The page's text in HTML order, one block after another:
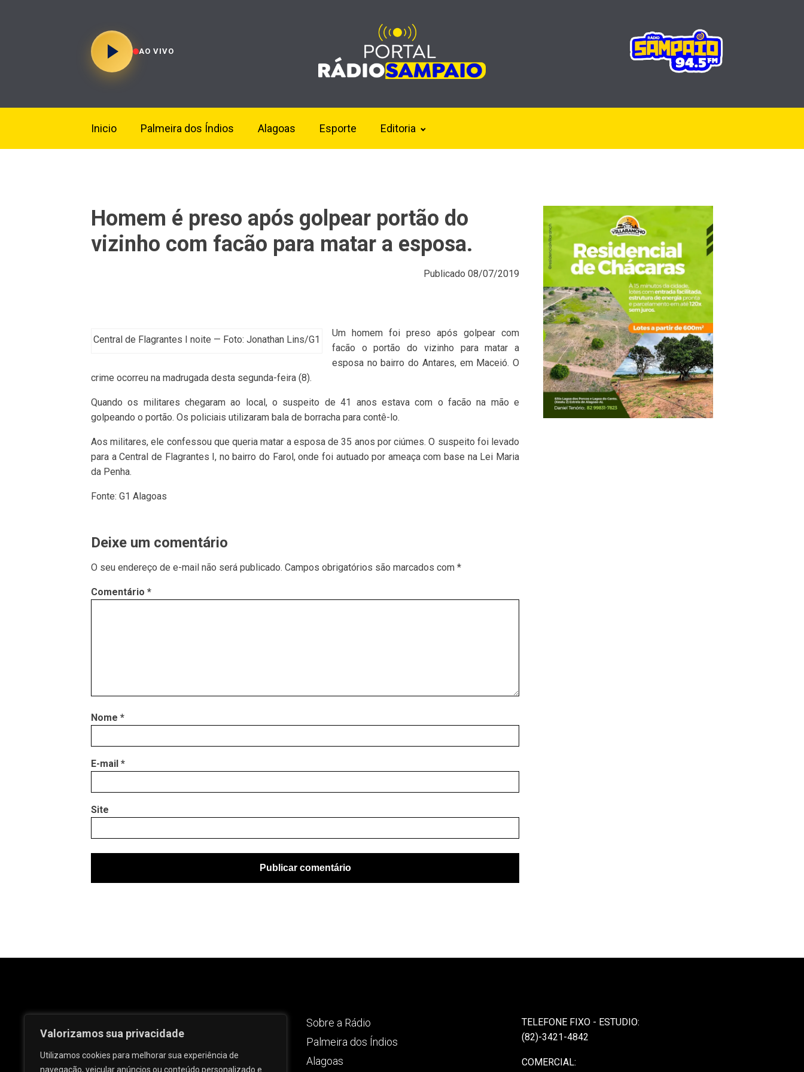
Valorizamos sua privacidade
Utilizamos cookies para melhorar sua experiência de
navegação, veicular anúncios ou conteúdo personalizado e
AO VIVO
Inicio Palmeira dos Índios Alagoas Esporte Editoria
Homem é preso após golpear portão do
vizinho com facão para matar a esposa.
Publicado 08/07/2019
Central de Flagrantes I noite — Foto: Jonathan Lins/G1
Um homem foi preso após golpear com
facão o portão do vizinho para matar a
esposa no bairro do Antares, em Maceió. O
crime ocorreu na madrugada desta segunda-feira (8).
Quando os militares chegaram ao local, o suspeito de 41 anos estava com o facão na mão e
golpeando o portão. Os policiais utilizaram bala de borracha para contê-lo.
Aos militares, ele confessou que queria matar a esposa de 35 anos por ciúmes. O suspeito foi levado
para a Central de Flagrantes I, no bairro do Farol, onde foi autuado por ameaça com base na Lei Maria
da Penha.
Fonte: G1 Alagoas
Deixe um comentário
O seu endereço de e-mail não será publicado. Campos obrigatórios são marcados com *
Comentário *
Nome *
E-mail *
Site
Sobre a Rádio
Palmeira dos Índios
Alagoas
TELEFONE FIXO - ESTUDIO:
(82)-3421-4842
COMERCIAL: